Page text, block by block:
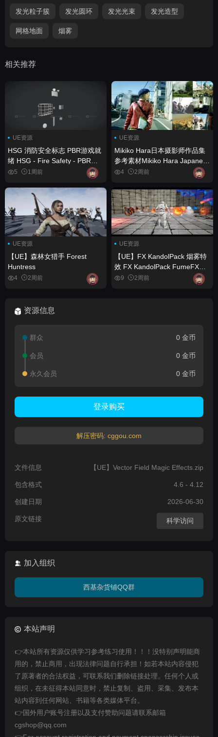
发光粒子簇 发光圆环 发光光束 发光造型
网格地面 烟雾
相关推荐
UE资源
HSG 消防安全标志 PBR游戏就
绪 HSG - Fire Safety - PBR
Game Ready
5 1周前
UE资源
Mikiko Hara日本摄影师作品集
参考素材Mikiko Hara Japanese
photographer portfolio
4 2周前
UE资源
【UE】森林女猎手 Forest
Huntress
4 2周前
UE资源
【UE】FX KandolPack 烟雾特
效 FX KandolPack FumeFX
Effects
9 2周前
资源信息
群众 0 金币
会员 0 金币
永久会员 0 金币
登录购买
解压密码: cggou.com
文件信息 【UE】Vector Field Magic Effects.zip
包含格式 4.6 - 4.12
创建日期 2026-06-30
原文链接 科学访问
加入组织
西基杂货铺QQ群
本站声明
👉本站所有资源仅供学习参考练习使用！！！没特别声明能商
用的，禁止商用，出现法律问题自行承担！如若本站内容侵犯
了原著者的合法权益，可联系我们删除链接处理。任何个人或
组织，在未征得本站同意时，禁止复制、盗用、采集、发布本
站内容到任何网站、书籍等各类媒体平台。
👉国外用户账号注册以及支付赞助问题请联系邮箱
cgshop@qq.com